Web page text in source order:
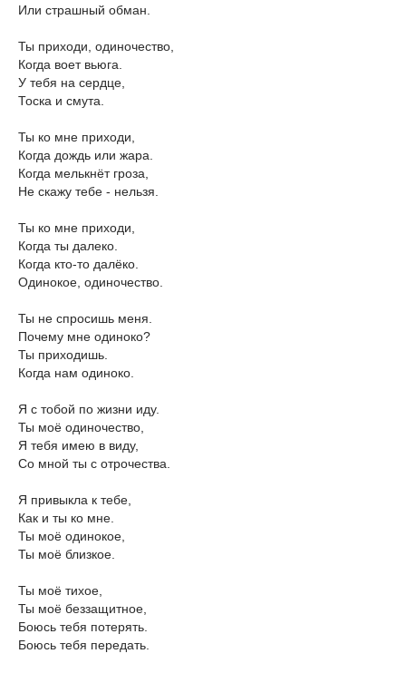
Или страшный обман.
Ты приходи, одиночество,
Когда воет вьюга.
У тебя на сердце,
Тоска и смута.
Ты ко мне приходи,
Когда дождь или жара.
Когда мелькнёт гроза,
Не скажу тебе - нельзя.
Ты ко мне приходи,
Когда ты далеко.
Когда кто-то далёко.
Одинокое, одиночество.
Ты не спросишь меня.
Почему мне одиноко?
Ты приходишь.
Когда нам одиноко.
Я с тобой по жизни иду.
Ты моё одиночество,
Я тебя имею в виду,
Со мной ты с отрочества.
Я привыкла к тебе,
Как и ты ко мне.
Ты моё одинокое,
Ты моё близкое.
Ты моё тихое,
Ты моё беззащитное,
Боюсь тебя потерять.
Боюсь тебя передать.